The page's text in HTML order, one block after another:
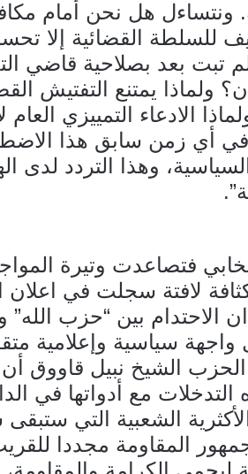
ونتساءل هل نحن أمام
للسلطة القضائية إلا
تبت بعد بصلاحية قاضي
ولماذا يمتنع التفتيش
الادعاء التمييزي العام
في أي زمن سابق هذا
وهذا التردد لدى
فتصاعدت وتيرة
لافتة سجلت في اعلان
ان الاحتدام بين “حزب
يشكل واجهة سياسية وإعلامية
الحزب الشيخ نبيل قاووق أن
مع أدواتها في
الشعبية التي
المقاومة مجددا